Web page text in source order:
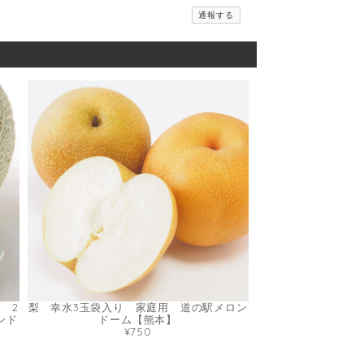
通報する
2
ド
梨 幸水3玉袋入り 家庭用 道の駅メロン
ドーム【熊本】
¥750